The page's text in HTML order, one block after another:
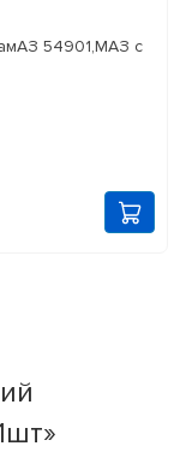
54901,МАЗ с